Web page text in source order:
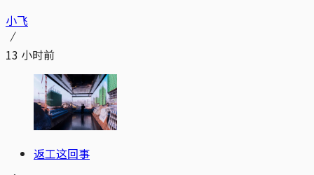
小飞
13 小时前
返工这回事